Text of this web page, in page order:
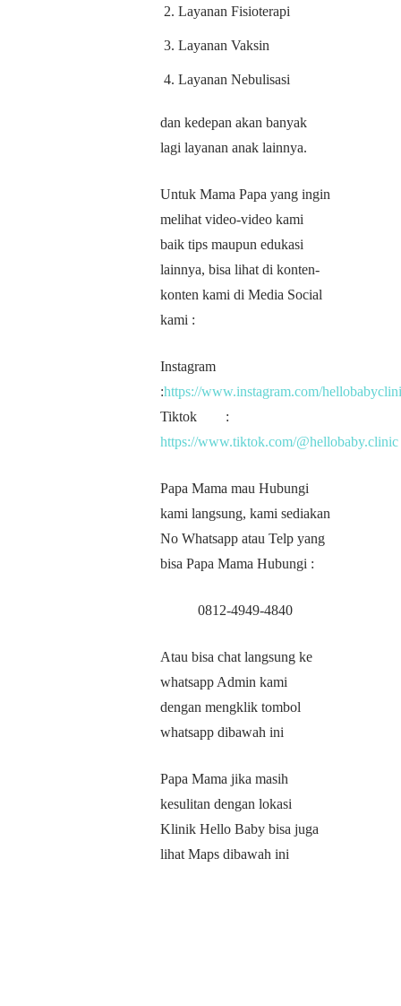
Layanan Fisioterapi
Layanan Vaksin
Layanan Nebulisasi
dan kedepan akan banyak
lagi layanan anak lainnya.
Untuk Mama Papa yang ingin
melihat video-video kami
baik tips maupun edukasi
lainnya, bisa lihat di konten-
konten kami di Media Social
kami :
Instagram
:https://www.instagram.com/
Tiktok :
https://www.tiktok.com/@hellobaby.clinic
Papa Mama mau Hubungi
kami langsung, kami sediakan
No Whatsapp atau Telp yang
bisa Papa Mama Hubungi :
0812-4949-4840
Atau bisa chat langsung ke
whatsapp Admin kami
dengan mengklik tombol
whatsapp dibawah ini
Papa Mama jika masih
kesulitan dengan lokasi
Klinik Hello Baby bisa juga
lihat Maps dibawah ini